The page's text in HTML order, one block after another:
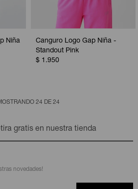
Niña
Canguro Logo Gap Niña -
Standout Pink
$ 1.950
24 DE 24
gratis en nuestra tienda
novedades!